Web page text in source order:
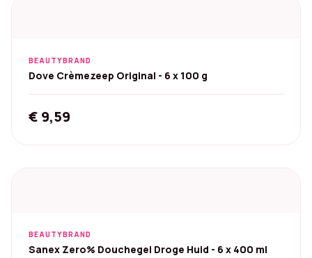
BEAUTYBRAND
Dove Crèmezeep Original - 6 x 100 g
€ 9,59
BEAUTYBRAND
Sanex Zero% Douchegel Droge Huid - 6 x 400 ml